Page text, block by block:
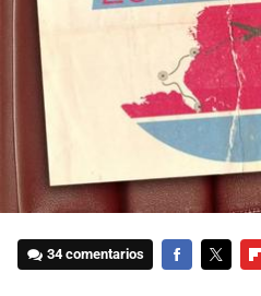
34 comentarios